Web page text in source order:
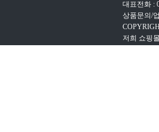
대표전화 :
상품문의/
저희 쇼핑